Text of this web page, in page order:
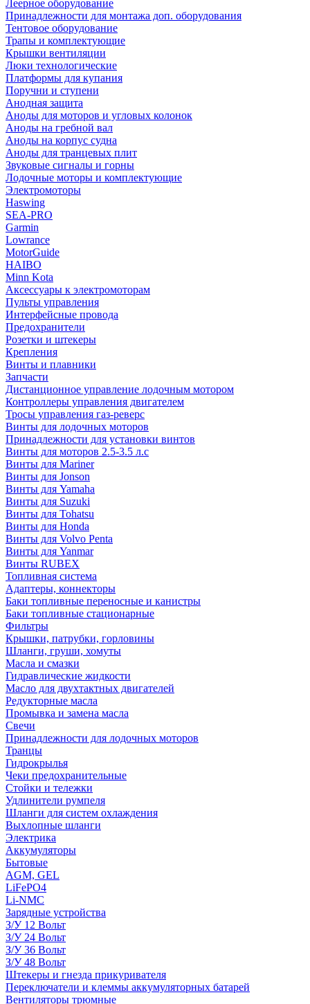
Леерное оборудование
Принадлежности для монтажа доп. оборудования
Тентовое оборудование
Трапы и комплектующие
Крышки вентиляции
Люки технологические
Платформы для купания
Поручни и ступени
Анодная защита
Аноды для моторов и угловых колонок
Аноды на гребной вал
Аноды на корпус судна
Аноды для транцевых плит
Звуковые сигналы и горны
Лодочные моторы и комплектующие
Электромоторы
Haswing
SEA-PRO
Garmin
Lowrance
MotorGuide
HAIBO
Minn Kota
Аксессуары к электромоторам
Пульты управления
Интерфейсные провода
Предохранители
Розетки и штекеры
Крепления
Винты и плавники
Запчасти
Дистанционное управление лодочным мотором
Контроллеры управления двигателем
Тросы управления газ-реверс
Винты для лодочных моторов
Принадлежности для установки винтов
Винты для моторов 2.5-3.5 л.с
Винты для Mariner
Винты для Jonson
Винты для Yamaha
Винты для Suzuki
Винты для Tohatsu
Винты для Honda
Винты для Volvo Penta
Винты для Yanmar
Винты RUBEX
Топливная система
Адаптеры, коннекторы
Баки топливные переносные и канистры
Баки топливные стационарные
Фильтры
Крышки, патрубки, горловины
Шланги, груши, хомуты
Масла и смазки
Гидравлические жидкости
Масло для двухтактных двигателей
Редукторные масла
Промывка и замена масла
Свечи
Принадлежности для лодочных моторов
Транцы
Гидрокрылья
Чеки предохранительные
Стойки и тележки
Удлинители румпеля
Шланги для систем охлаждения
Выхлопные шланги
Электрика
Аккумуляторы
Бытовые
AGM, GEL
LiFePO4
Li-NMC
Зарядные устройства
З/У 12 Вольт
З/У 24 Вольт
З/У 36 Вольт
З/У 48 Вольт
Штекеры и гнезда прикуривателя
Переключатели и клеммы аккумуляторных батарей
Вентиляторы трюмные